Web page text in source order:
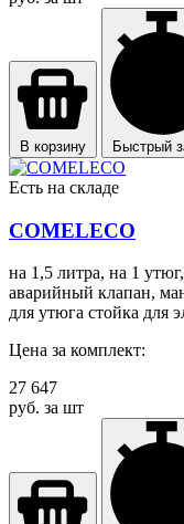
В корзину Быстрый
Есть на складе
COMELECO
на 1,5 литра, на 1
аварийный клапан,
для утюга стойка для
Цена за комплект:
27 647
руб. за шт